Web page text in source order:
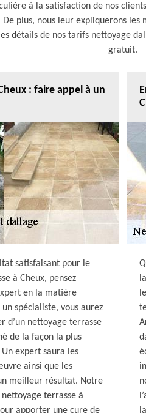
à la satisfaction de nos
plus, nous leur expliquerons
détails de nos tarifs nettoyage
gratuit.
: faire appel à un
satisfaisant pour le
à Cheux, pensez
en la matière
spécialiste, vous aurez
d’un nettoyage terrasse
de la façon la plus
expert saura les
ainsi que les
meilleur résultat. Notre
terrasse à
apporter une cure de